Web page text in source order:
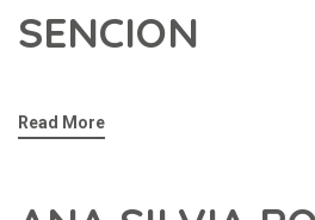
SENCION
Read More